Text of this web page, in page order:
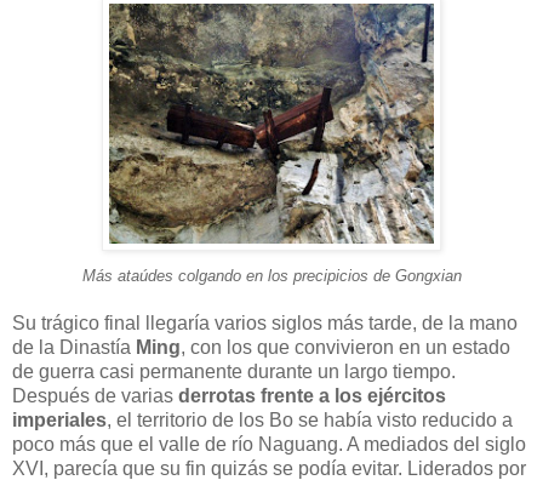
Más ataúdes colgando en los precipicios de Gongxian
Su trágico final llegaría varios siglos más tarde, de la mano
de la Dinastía Ming, con los que convivieron en un estado
de guerra casi permanente durante un largo tiempo.
Después de varias derrotas frente a los ejércitos
imperiales, el territorio de los Bo se había visto reducido a
poco más que el valle de río Naguang. A mediados del siglo
XVI, parecía que su fin quizás se podía evitar. Liderados por